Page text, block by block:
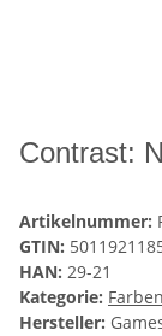
Contrast:
Artikelnummer:
GTIN:
HAN: 29-21
Kategorie:
Hersteller: